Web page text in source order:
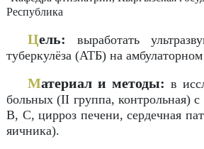
Республика
Цель: выработать
туберкулёза (АТБ) на
Материал и методы: в
больных (II группа, контрольная)
В, С, цирроз печени, сердечная
яичника).